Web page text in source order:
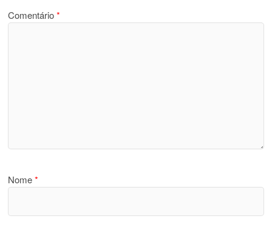
Comentário*
Nome*